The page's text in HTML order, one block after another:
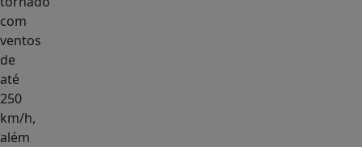
com
ventos
de
até
250
km/h,
além